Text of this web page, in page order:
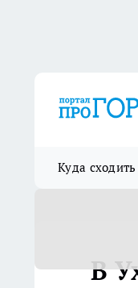
Куда
В